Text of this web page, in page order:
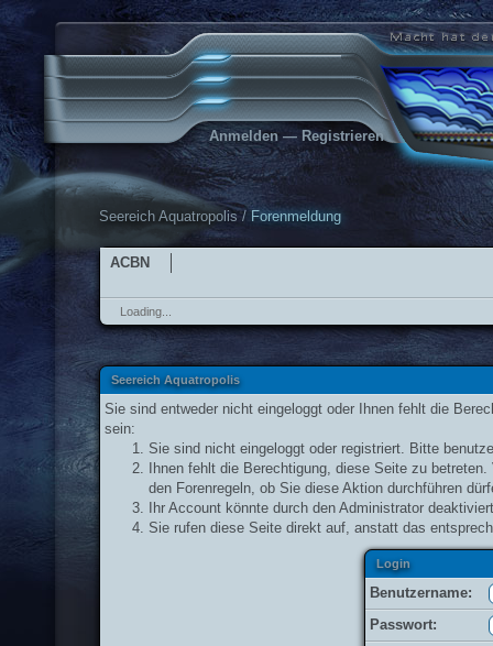
Anmelden — Registrieren
Seereich Aquatropolis/ Forenmeldung
ACBN
Loading...
Seereich Aquatropolis
Sie sind entweder nicht eingeloggt oder Ihnen fehlt die
sein:
Sie sind nicht eingeloggt oder registriert. Bitte
Ihnen fehlt die Berechtigung, diese Seite zu
den Forenregeln, ob Sie diese Aktion durchführen
Ihr Account könnte durch den Administrator
Sie rufen diese Seite direkt auf, anstatt das
Login
Benutzername:
Passwort: